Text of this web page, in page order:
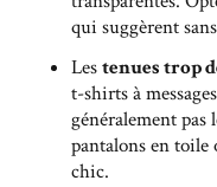
qui suggèrent
Lestenues trop
t-shirts à
généralement pas
pantalons en toile
chic.